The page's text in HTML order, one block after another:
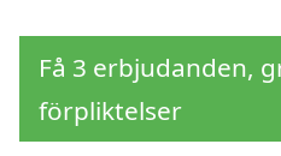
Få 3 erbjudanden,
förpliktelser